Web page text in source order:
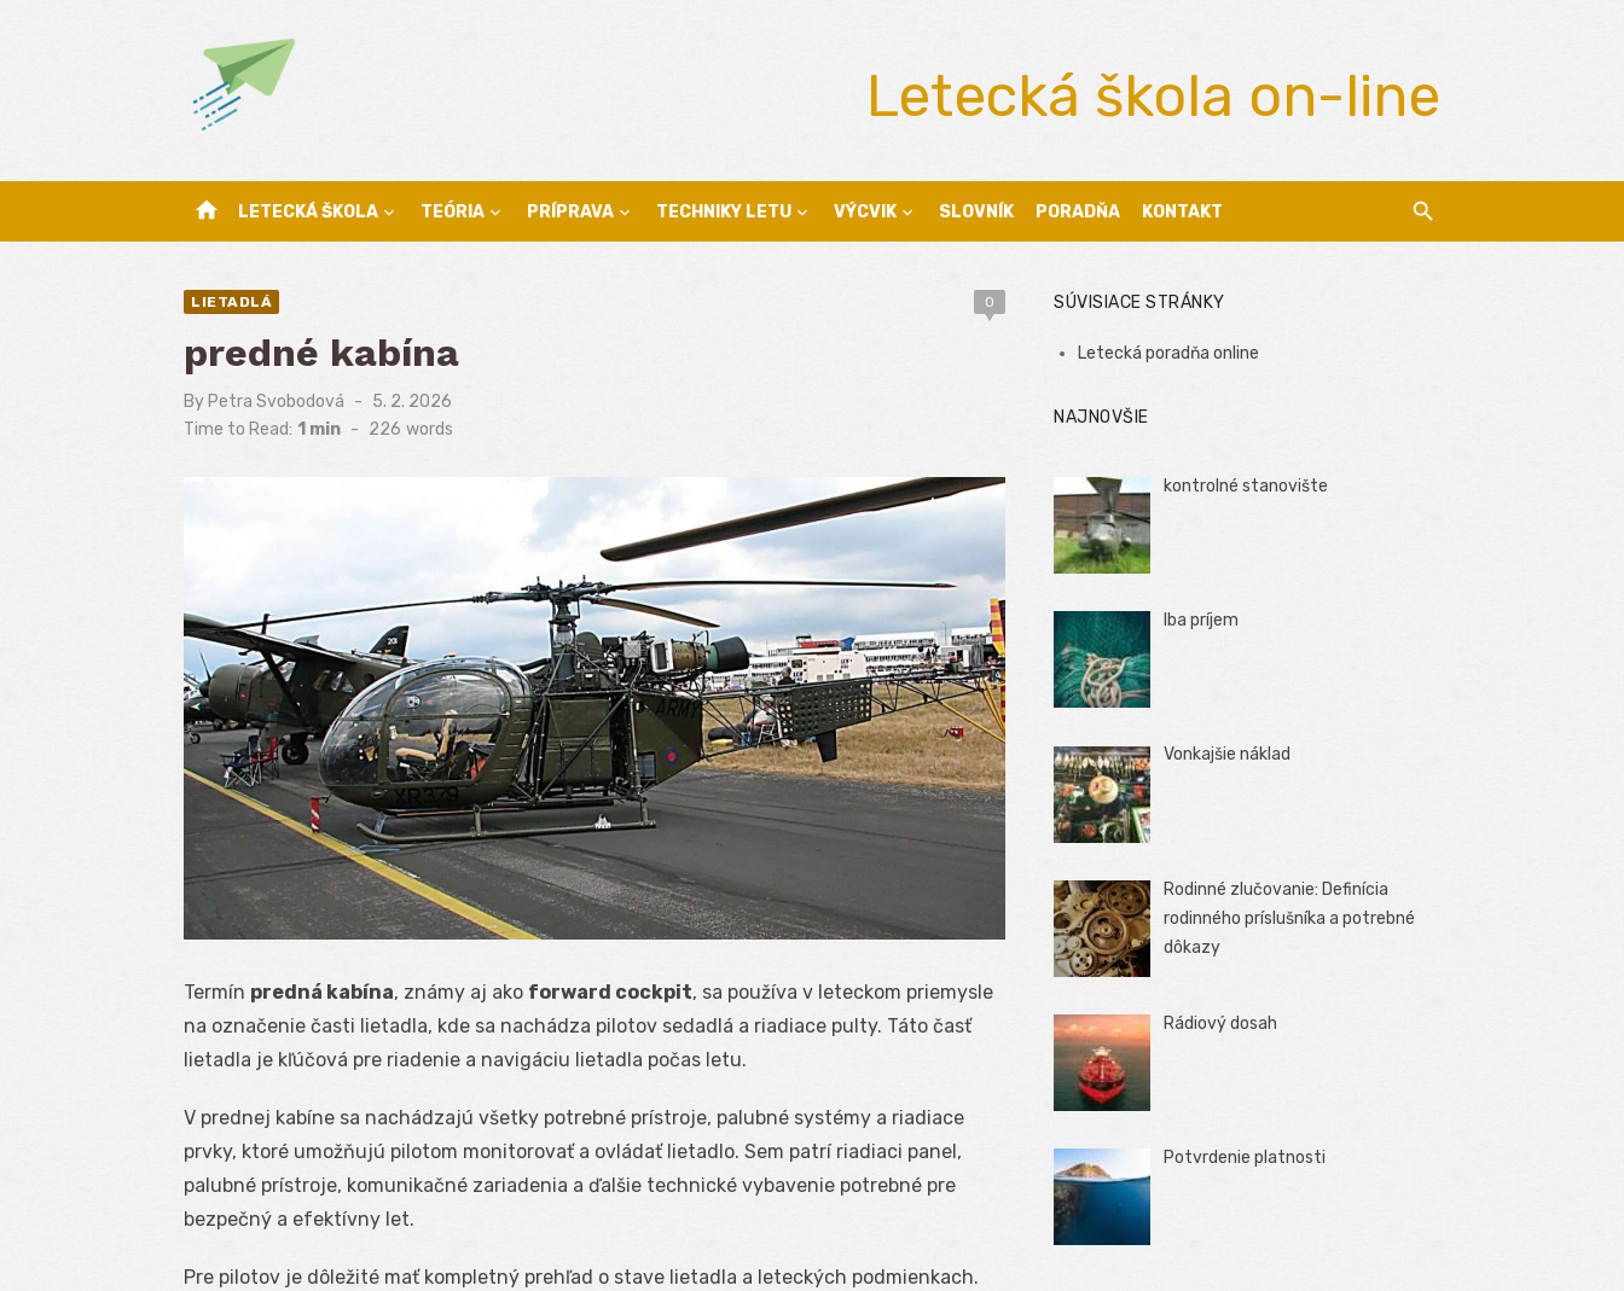
Letecká škola on-line
home LETECKÁ ŠKOLA TEÓRIA PRÍPRAVA TECHNIKY LETU VÝCVIK SLOVNÍK PORADŇA KONTAKT
LIETADLÁ 0
predné kabína
By Petra Svobodová
Posted
on
5. 2. 2026
Time to Read: 1 min - 226 words
Termín predná kabína, známy aj ako forward cockpit, sa používa v leteckom priemysle
na označenie časti lietadla, kde sa nachádza pilotov sedadlá a riadiace pulty. Táto časť
lietadla je kľúčová pre riadenie a navigáciu lietadla počas letu.
V prednej kabíne sa nachádzajú všetky potrebné prístroje, palubné systémy a riadiace
prvky, ktoré umožňujú pilotom monitorovať a ovládať lietadlo. Sem patrí riadiaci panel,
palubné prístroje, komunikačné zariadenia a ďalšie technické vybavenie potrebné pre
bezpečný a efektívny let.
Pre pilotov je dôležité mať kompletný prehľad o stave lietadla a leteckých podmienkach.
SÚVISIACE STRÁNKY
Letecká poradňa online
NAJNOVŠIE
kontrolné stanovište
Iba príjem
Vonkajšie náklad
Rodinné zlučovanie: Definícia
rodinného príslušníka a potrebné
dôkazy
Rádiový dosah
Potvrdenie platnosti